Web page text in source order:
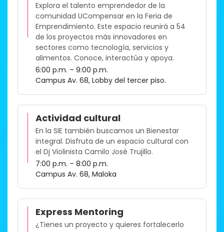
Explora el talento emprendedor de la
comunidad UCompensar en la Feria de
Emprendimiento. Este espacio reunirá a 54
de los proyectos más innovadores en
sectores como tecnología, servicios y
alimentos. Conoce, interactúa y apoya.​
6:00 p.m. – 9:00 p.m.
Campus Av. 68, Lobby del tercer piso.
Actividad cultural
En la SIE también buscamos un Bienestar
integral. Disfruta de un espacio cultural con
el Dj Violinista Camilo José Trujillo.
7:00 p.m. – 8:00 p.m.
Campus Av. 68, Maloka
Express Mentoring
¿Tienes un proyecto y quieres fortalecerlo